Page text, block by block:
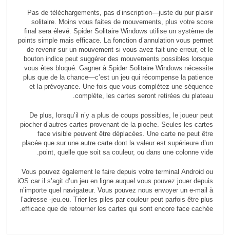
Pas de téléchargements, pas d’inscription—juste du pur plaisir
solitaire. Moins vous faites de mouvements, plus votre score
final sera élevé. Spider Solitaire Windows utilise un système de
points simple mais efficace. La fonction d’annulation vous permet
de revenir sur un mouvement si vous avez fait une erreur, et le
bouton indice peut suggérer des mouvements possibles lorsque
vous êtes bloqué. Gagner à Spider Solitaire Windows nécessite
plus que de la chance—c’est un jeu qui récompense la patience
et la prévoyance. Une fois que vous complétez une séquence
complète, les cartes seront retirées du plateau.
De plus, lorsqu’il n’y a plus de coups possibles, le joueur peut
piocher d’autres cartes provenant de la pioche. Seules les cartes
face visible peuvent être déplacées. Une carte ne peut être
placée que sur une autre carte dont la valeur est supérieure d’un
point, quelle que soit sa couleur, ou dans une colonne vide.
Vous pouvez également le faire depuis votre terminal Android ou
iOS car il s’agit d’un jeu en ligne auquel vous pouvez jouer depuis
n’importe quel navigateur. Vous pouvez nous envoyer un e-mail à
l’adresse -jeu.eu. Trier les piles par couleur peut parfois être plus
efficace que de retourner les cartes qui sont encore face cachée.